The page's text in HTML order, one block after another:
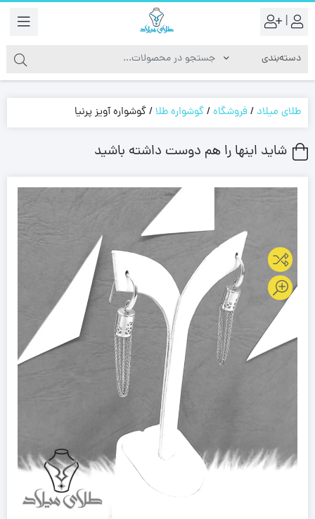
|
طلای میلاد /فروشگاه/گوشواره طلا/گوشواره آویز پرنیا
شاید اینها را هم دوست داشته باشید